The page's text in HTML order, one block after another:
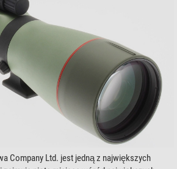
Company Ltd. jest jedną z największych